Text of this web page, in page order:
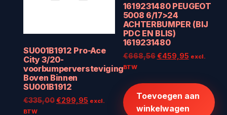
SU001B1912 Pro-Ace
City 3/20-
voorbumperversteviging
Boven Binnen
SU001B1912
€335,00Oorspronkelijke
€299,95 Huidige
excl.
BTW
1619231480 PEUGEOT
5008 6/17>24
ACHTERBUMPER (BIJ
PDC EN BLIS)
1619231480
€668,56 Oorspronkelijke
€459,95Huidige
€459,95.
excl.
BTW
Toevoegen aan
winkelwagen